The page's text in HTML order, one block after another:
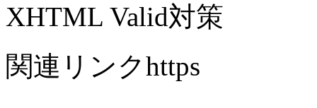
XHTML Valid対策
関連リンクhttps